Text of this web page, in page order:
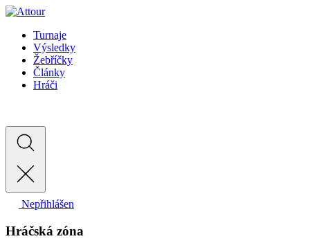
Turnaje
Výsledky
Žebříčky
Články
Hráči
Nepřihlášen
Hráčská zóna